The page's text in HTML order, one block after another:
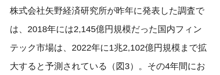
株式会社矢野経済研究所が昨年に発表した調査で
は、2018年には2,145億円規模だった国内フィン
テック市場は、2022年に1兆2,102億円規模まで拡
大すると予測されている（図3）。その4年間にお